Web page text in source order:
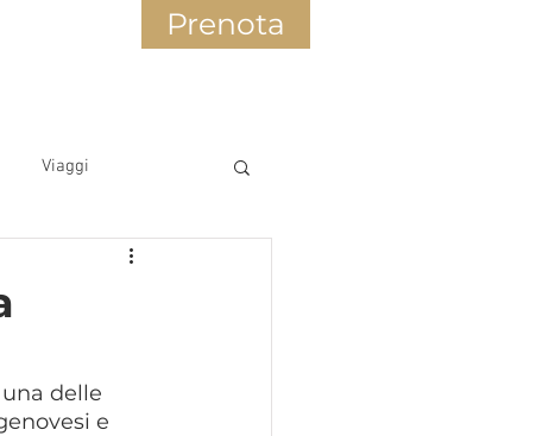
Prenota
Viaggi
delle
e